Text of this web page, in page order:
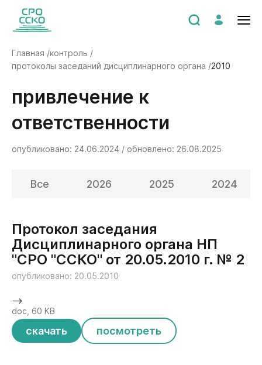
Главная /контроль /
протоколы заседаний дисциплинарного органа /2010
Привлечение к
ответственности
опубликовано: 24.06.2024 / обновлено: 26.08.2025
Все 2026 2025 2024
Протокол заседания
Дисциплинарного органа НП
"СРО "ССКО" от 20.05.2010 г. № 2
опубликовано: 20.05.2010
скачать посмотреть
-->
doc, 60 KB